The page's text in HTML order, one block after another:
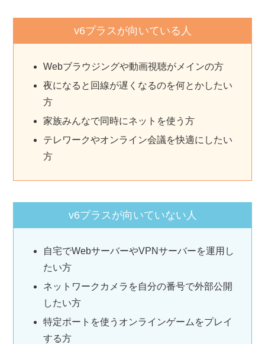
v6プラスが向いている人
Webブラウジングや動画視聴がメインの方
夜になると回線が遅くなるのを何とかしたい
方
家族みんなで同時にネットを使う方
テレワークやオンライン会議を快適にしたい
方
v6プラスが向いていない人
自宅でWebサーバーやVPNサーバーを運用し
たい方
ネットワークカメラを自分の番号で外部公開
したい方
特定ポートを使うオンラインゲームをプレイ
する方